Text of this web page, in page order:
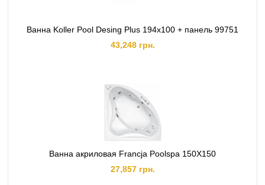
Ванна Koller Pool Desing Plus 194x100 + панель 99751
43,248 грн.
Ванна акриловая Francja Poolspa 150X150
27,857 грн.